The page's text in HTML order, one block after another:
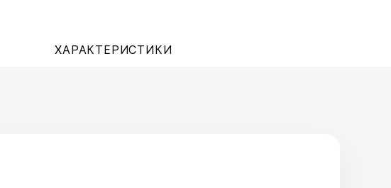
ХАРАКТЕРИСТИКИ